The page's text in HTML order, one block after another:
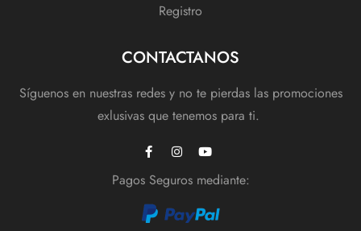
Registro
CONTACTANOS
Síguenos en nuestras redes y no te pierdas las promociones
exlusivas que tenemos para ti.
Pagos Seguros mediante: